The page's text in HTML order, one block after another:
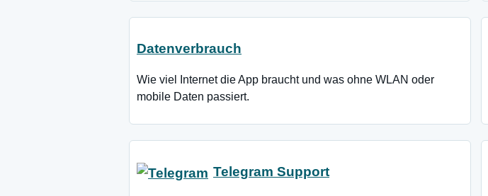
Datenverbrauch
Wie viel Internet die App braucht und was ohne WLAN oder
mobile Daten passiert.
Telegram Support